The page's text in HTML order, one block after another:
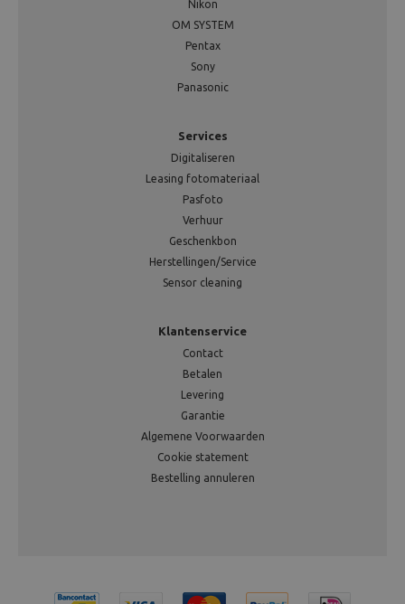
Nikon
OM SYSTEM
Pentax
Sony
Panasonic
Services
Digitaliseren
Leasing fotomateriaal
Pasfoto
Verhuur
Geschenkbon
Herstellingen/Service
Sensor cleaning
Klantenservice
Contact
Betalen
Levering
Garantie
Algemene Voorwaarden
Cookie statement
Bestelling annuleren